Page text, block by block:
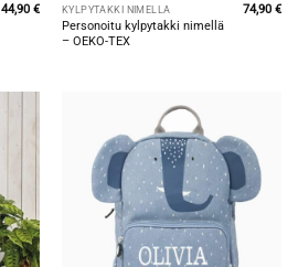
44,90€ KYLPYTAKKI NIMELLÄ
Personoitu kylpytakki nimellä
– OEKO-TEX
74,90€